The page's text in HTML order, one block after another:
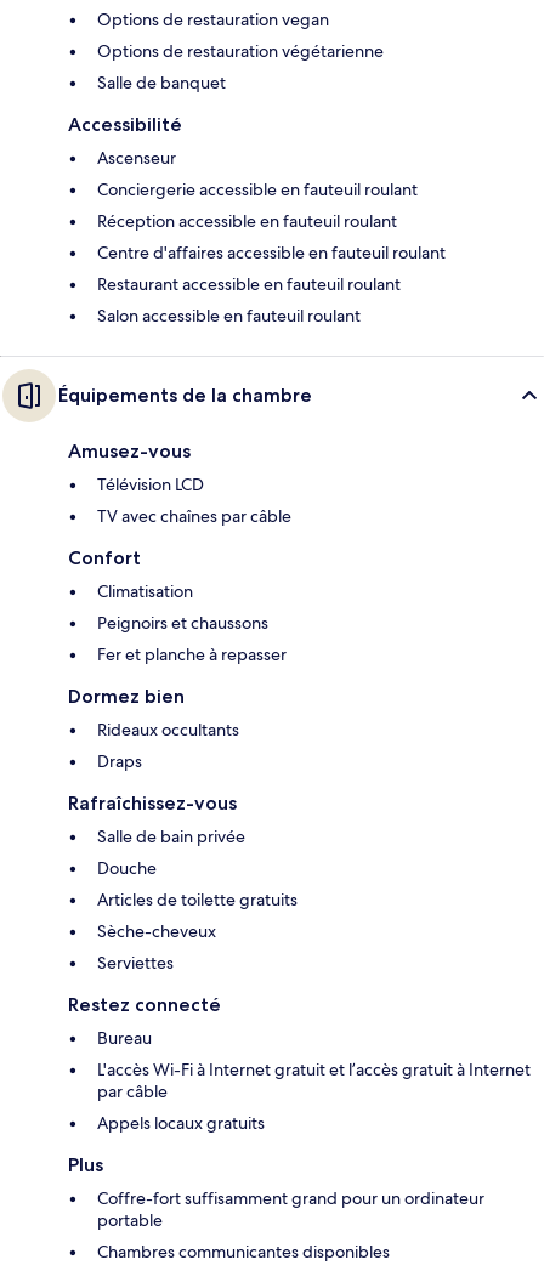
Options de restauration vegan
Options de restauration végétarienne
Salle de banquet
Accessibilité
Ascenseur
Conciergerie accessible en fauteuil roulant
Réception accessible en fauteuil roulant
Centre d'affaires accessible en fauteuil roulant
Restaurant accessible en fauteuil roulant
Salon accessible en fauteuil roulant
Équipements de la chambre
Amusez-vous
Télévision LCD
TV avec chaînes par câble
Confort
Climatisation
Peignoirs et chaussons
Fer et planche à repasser
Dormez bien
Rideaux occultants
Draps
Rafraîchissez-vous
Salle de bain privée
Douche
Articles de toilette gratuits
Sèche-cheveux
Serviettes
Restez connecté
Bureau
L'accès Wi-Fi à Internet gratuit et l’accès gratuit à Internet
par câble
Appels locaux gratuits
Plus
Coffre-fort suffisamment grand pour un ordinateur
portable
Chambres communicantes disponibles